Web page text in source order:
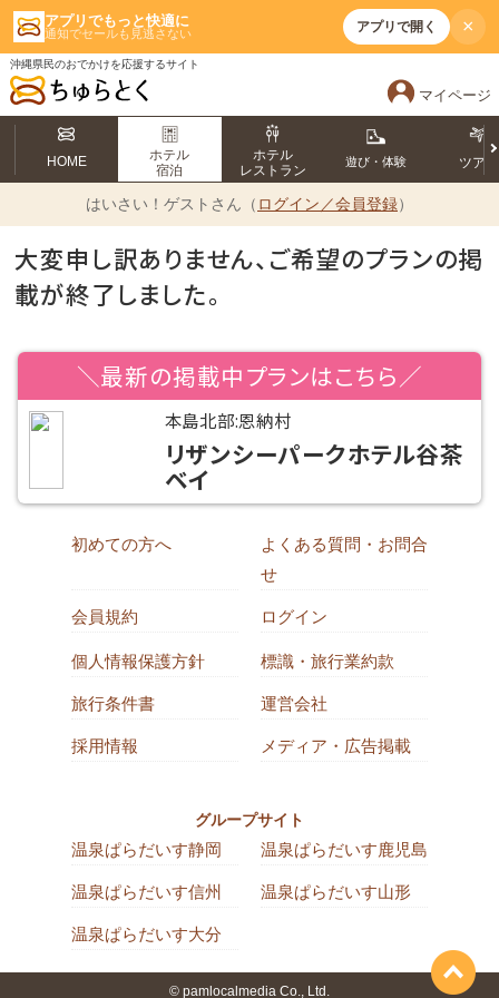
アプリでもっと快適に
通知でセールも見逃さない アプリで開く ×
沖縄県民のおでかけを応援するサイト
マイページ
HOME
ホテル
宿泊
ホテル
レストラン
遊び・体験 ツアー
はいさい！ ゲストさん（ ログイン／会員登録）
大変申し訳ありません、ご希望のプランの掲
載が終了しました。
＼最新の掲載中プランはこちら／
本島北部:恩納村
リザンシーパークホテル谷茶
ベイ
初めての方へ
よくある質問・お問合
せ
会員規約 ログイン
個人情報保護方針 標識・旅行業約款
旅行条件書 運営会社
採用情報 メディア・広告掲載
グループサイト
温泉ぱらだいす静岡 温泉ぱらだいす鹿児島
温泉ぱらだいす信州 温泉ぱらだいす山形
温泉ぱらだいす大分
© pamlocalmedia Co., Ltd.